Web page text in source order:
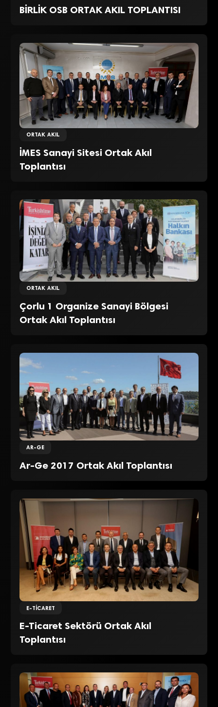
BİRLİK OSB ORTAK AKIL TOPLANTISI
ORTAK AKIL
İMES Sanayi Sitesi Ortak Akıl
Toplantısı
ORTAK AKIL
Çorlu 1 Organize Sanayi Bölgesi
Ortak Akıl Toplantısı
AR-GE
Ar-Ge 2017 Ortak Akıl Toplantısı
E-TICARET
E-Ticaret Sektörü Ortak Akıl
Toplantısı